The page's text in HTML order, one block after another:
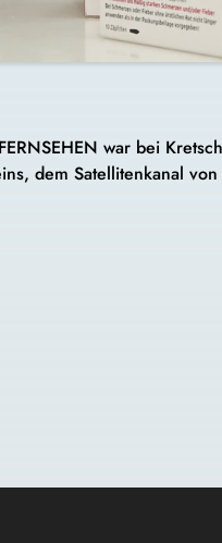
war bei
dem Satellitenkanal